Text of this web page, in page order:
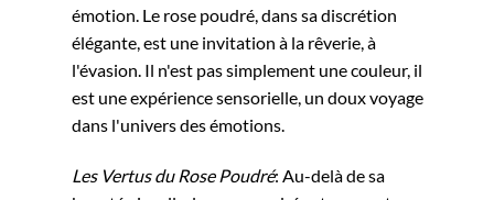
émotion. Le rose poudré, dans sa discrétion
élégante, est une invitation à la rêverie, à
l'évasion. Il n'est pas simplement une couleur, il
est une expérience sensorielle, un doux voyage
dans l'univers des émotions.
Les Vertus du Rose Poudré: Au-delà de sa